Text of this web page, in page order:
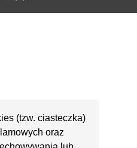
(tzw. ciasteczka)
oraz